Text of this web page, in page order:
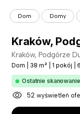
Dom Domy
Kraków, Podgórze
Dom 38 m² 1 pokój
Ostatnie
52 wyświetleń